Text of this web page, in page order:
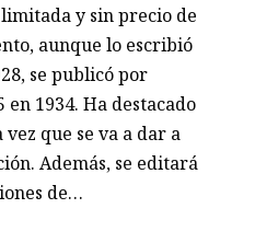
y sin precio de
aunque lo escribió
se publicó por
1934. Ha destacado
que se va a dar a
Además, se editará
de…